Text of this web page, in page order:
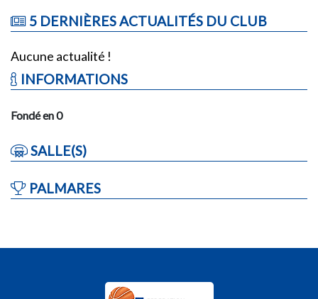
5 DERNIÈRES ACTUALITÉS DU CLUB
Aucune actualité !
INFORMATIONS
Fondé en 0
SALLE(S)
PALMARES